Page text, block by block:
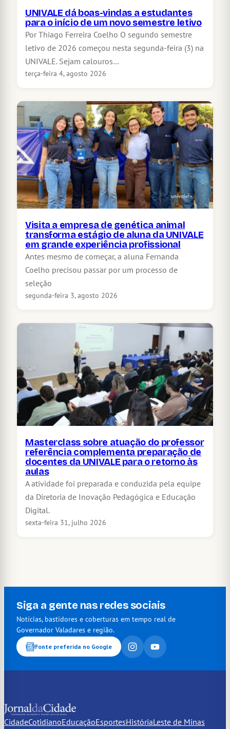
UNIVALE dá boas-vindas a estudantes
para o início de um novo semestre letivo
Por Thiago Ferreira Coelho O segundo semestre
letivo de 2026 começou nesta segunda-feira (3) na
UNIVALE. Sejam calouros…
terça-feira 4, agosto 2026
Visita a empresa de genética animal
transforma estágio de aluna da UNIVALE
em grande experiência profissional
Antes mesmo de começar, a aluna Fernanda
Coelho precisou passar por um processo de
seleção
segunda-feira 3, agosto 2026
Masterclass sobre atuação do professor
referência complementa preparação de
docentes da UNIVALE para o retorno às
aulas
A atividade foi preparada e conduzida pela equipe
da Diretoria de Inovação Pedagógica e Educação
Digital.
sexta-feira 31, julho 2026
Siga a gente nas redes sociais
Notícias, bastidores e coberturas em tempo real de
Governador Valadares e região.
Fonte preferida no Google
CidadeCotidianoEducaçãoEsportesHistóriaLeste de Minas